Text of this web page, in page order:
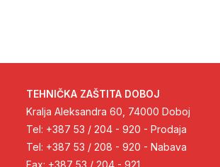
TEHNIČKA ZAŠTITA DOBOJ
Kralja Aleksandra 60, 74000 Doboj
Tel: +387 53 / 204 - 920 - Prodaja
Tel: +387 53 / 208 - 920 - Nabava